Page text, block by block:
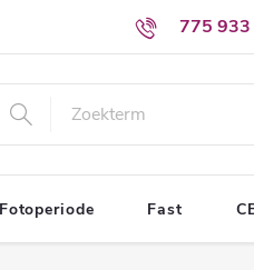
775
Voorwaarden voor de
Fotoperiode Fast